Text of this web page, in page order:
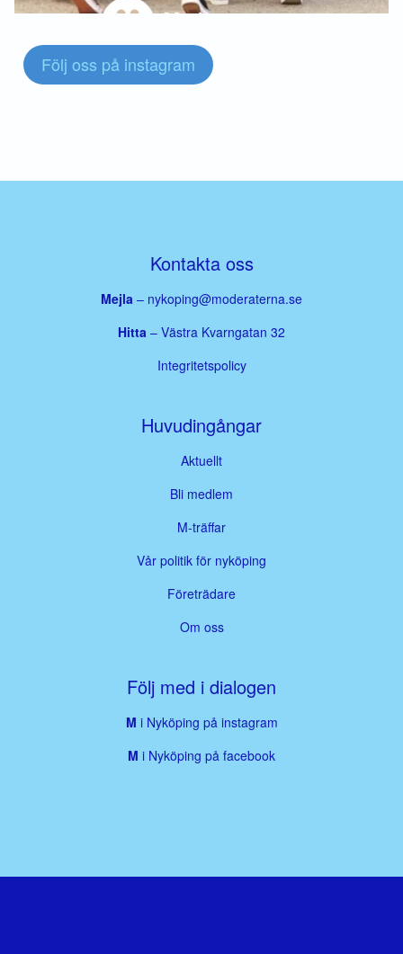
Följ oss på instagram
Kontakta oss
Mejla – nykoping@moderaterna.se
Hitta – Västra Kvarngatan 32
Integritetspolicy
Huvudingångar
Aktuellt
Bli medlem
M-träffar
Vår politik för nyköping
Företrädare
Om oss
Följ med i dialogen
M i Nyköping på instagram
M i Nyköping på facebook